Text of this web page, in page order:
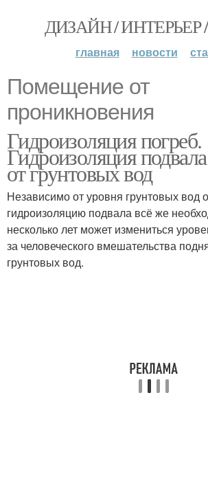
ДИЗАЙН / ИНТЕРЬЕР
главная новости
Помещение от
проникновения
Гидроизоляция погреб.
Гидроизоляция
от грунтовых вод
Независимо от уровня грунтовых вод
гидроизоляцию подвала всё же
несколько лет может измениться
за человеческого вмешательства
грунтовых вод.